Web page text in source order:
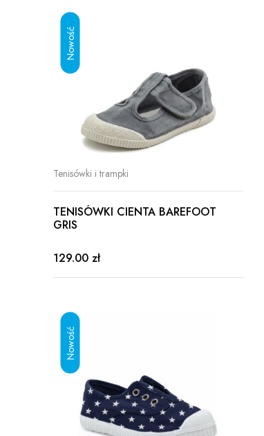
Tenisówki i trampki
TENISÓWKI CIENTA BAREFOOT
GRIS
129.00 zł